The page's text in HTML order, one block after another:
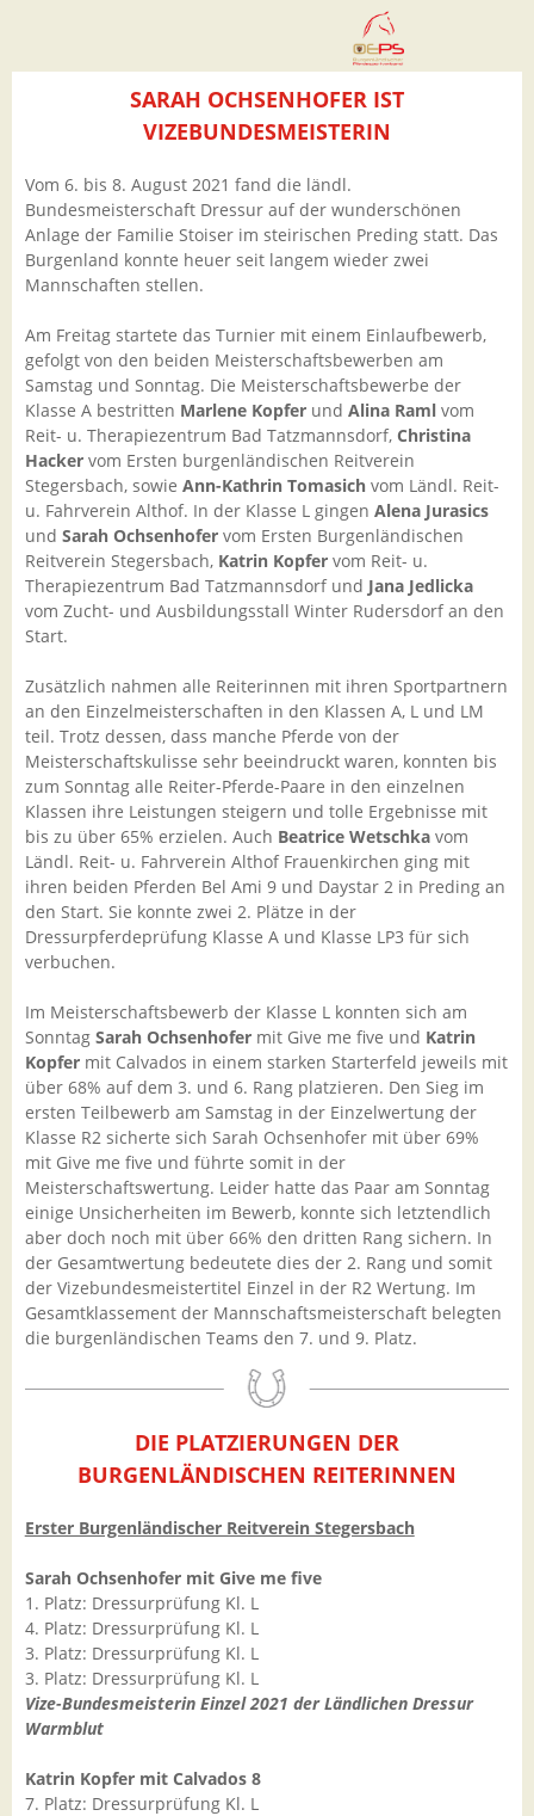
SARAH OCHSENHOFER IST
VIZEBUNDESMEISTERIN
Vom 6. bis 8. August 2021 fand die ländl.
Bundesmeisterschaft Dressur auf der wunderschönen
Anlage der Familie Stoiser im steirischen Preding statt. Das
Burgenland konnte heuer seit langem wieder zwei
Mannschaften stellen.
Am Freitag startete das Turnier mit einem Einlaufbewerb,
gefolgt von den beiden Meisterschaftsbewerben am
Samstag und Sonntag. Die Meisterschaftsbewerbe der
Klasse A bestritten Marlene Kopferund Alina Ramlvom
Reit- u. Therapiezentrum Bad Tatzmannsdorf, Christina
Hackervom Ersten burgenländischen Reitverein
Stegersbach, sowie Ann-Kathrin Tomasichvom Ländl. Reit-
u. Fahrverein Althof. In der Klasse L gingen Alena Jurasics
und Sarah Ochsenhofervom Ersten Burgenländischen
Reitverein Stegersbach, Katrin Kopfervom Reit- u.
Therapiezentrum Bad Tatzmannsdorf und Jana Jedlicka
vom Zucht- und Ausbildungsstall Winter Rudersdorf an den
Start.
Zusätzlich nahmen alle Reiterinnen mit ihren Sportpartnern
an den Einzelmeisterschaften in den Klassen A, L und LM
teil. Trotz dessen, dass manche Pferde von der
Meisterschaftskulisse sehr beeindruckt waren, konnten bis
zum Sonntag alle Reiter-Pferde-Paare in den einzelnen
Klassen ihre Leistungen steigern und tolle Ergebnisse mit
bis zu über 65% erzielen. Auch Beatrice Wetschkavom
Ländl. Reit- u. Fahrverein Althof Frauenkirchen ging mit
ihren beiden Pferden Bel Ami 9 und Daystar 2 in Preding an
den Start. Sie konnte zwei 2. Plätze in der
Dressurpferdeprüfung Klasse A und Klasse LP3 für sich
verbuchen.
Im Meisterschaftsbewerb der Klasse L konnten sich am
SonntagSarah Ochsenhofer mit Give me five und Katrin
Kopfermit Calvados in einem starken Starterfeld jeweils mit
über 68% auf dem 3. und 6. Rang platzieren. Den Sieg im
ersten Teilbewerb am Samstag in der Einzelwertung der
Klasse R2 sicherte sich Sarah Ochsenhofer mit über 69%
mit Give me five und führte somit in der
Meisterschaftswertung. Leider hatte das Paar am Sonntag
einige Unsicherheiten im Bewerb, konnte sich letztendlich
aber doch noch mit über 66% den dritten Rang sichern. In
der Gesamtwertung bedeutete dies der 2. Rang und somit
der Vizebundesmeistertitel Einzel in der R2 Wertung. Im
Gesamtklassement der Mannschaftsmeisterschaft belegten
die burgenländischen Teams den 7. und 9. Platz.
DIE PLATZIERUNGEN DER
BURGENLÄNDISCHEN REITERINNEN
Erster Burgenländischer Reitverein Stegersbach
Sarah Ochsenhofer mit Give me five
1. Platz: Dressurprüfung Kl. L
4. Platz: Dressurprüfung Kl. L
3. Platz: Dressurprüfung Kl. L
3. Platz: Dressurprüfung Kl. L
Vize-Bundesmeisterin Einzel 2021 der Ländlichen Dressur
Warmblut
Katrin Kopfer mit Calvados 8
7. Platz: Dressurprüfung Kl. L